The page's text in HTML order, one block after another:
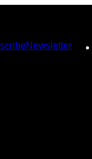
Newsletter